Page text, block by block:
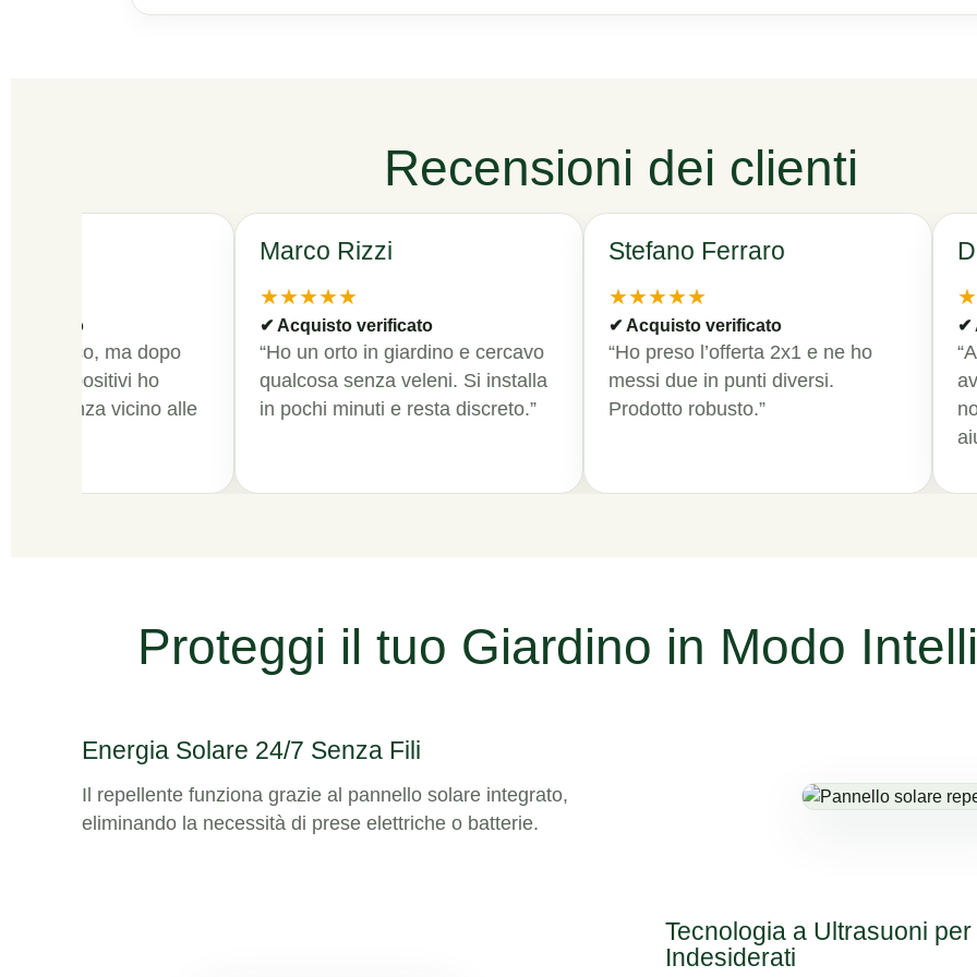
Recensioni dei clienti
ma dopo
dispositivi ho
vicino alle
Marco Rizzi
★★★★★
✔ Acquisto verificato
“Ho un orto in giardino e cercavo
qualcosa senza veleni. Si installa
in pochi minuti e resta discreto.”
Stefano Ferraro
★★★★★
✔ Acquisto verificato
“Ho preso l’offerta 2x1 e ne ho
messi due in punti diversi.
Prodotto robusto.”
✔
aver
Proteggi il tuo Giardino in Modo
Energia Solare 24/7 Senza Fili
Il repellente funziona grazie al pannello solare integrato,
eliminando la necessità di prese elettriche o batterie.
Tecnologia a Ultrasuoni per
Indesiderati